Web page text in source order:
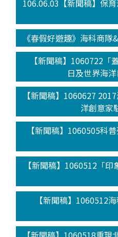
106.06.03【新聞稿】保
《春假好遊趣》海科商
【新聞稿】1060722
日及世界海
【新聞稿】1060627
洋創意家
【新聞稿】1060505科
【新聞稿】1060512「
【新聞稿】1060512